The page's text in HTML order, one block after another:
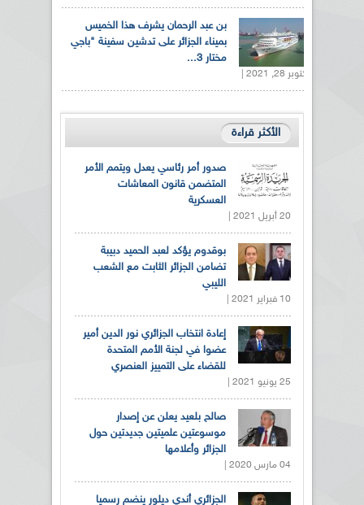
بن عبد الرحمان يشرف هذا الخميس
بميناء الجزائر على تدشين سفينة "باجي
مختار 3...
أكتوبر 28, 2021 |
الأكثر قراءة
صدور أمر رئاسي يعدل ويتمم الأمر
المتضمن قانون المعاشات
العسكرية
20 أبريل 2021 |
بوقدوم يؤكد لعبد الحميد دبيبة
تضامن الجزائر الثابت مع الشعب
الليبي
10 فبراير 2021 |
إعادة انتخاب الجزائري نور الدين أمير
عضوا في لجنة الأمم المتحدة
للقضاء على التمييز العنصري
25 يونيو 2021 |
صالح بلعيد يعلن عن إصدار
موسوعتين علميتين جديدتين حول
الجزائر وأعلامها
04 مارس 2020 |
الجزائري أندي ديلور ينضم رسميا